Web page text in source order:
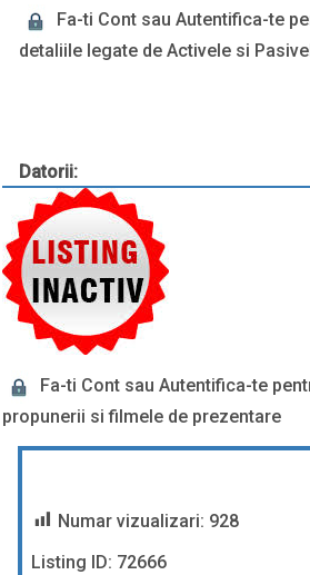
Fa-ti Cont sau Autentifica-te
detaliile legate de Activele si
Datorii:
Fa-ti Cont sau Autentifica-te
propunerii si filmele de prezentare
Numar vizualizari: 928
Listing ID: 72666